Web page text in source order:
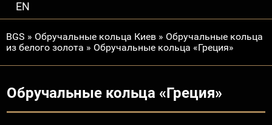
EN
BGS » Обручальные кольца Киев » Обручальные кольца
из белого золота » Обручальные кольца «Греция»
Обручальные кольца «Греция»